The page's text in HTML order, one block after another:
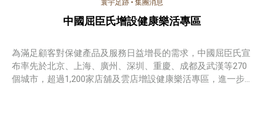
寰宇足跡 • 集團消息
中國屈臣氏增設健康樂活專區
為滿足顧客對保健產品及服務日益增長的需求，中國屈臣氏宣
布率先於北京、上海、廣州、深圳、重慶、成都及武漢等270
個城市，超過1,200家店舖及雲店增設健康樂活專區，進一步